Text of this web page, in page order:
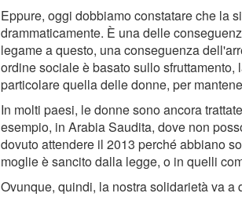
Eppure, oggi dobbiamo constatare che la
drammaticamente. È una delle
legame a questo, una conseguenza
ordine sociale è basato sullo
particolare quella delle donne, per
In molti paesi, le donne sono ancora
esempio, in Arabia Saudita, dove non
dovuto attendere il 2013 perché abbiano
moglie è sancito dalla legge, o in quelli
Ovunque, quindi, la nostra solidarietà va